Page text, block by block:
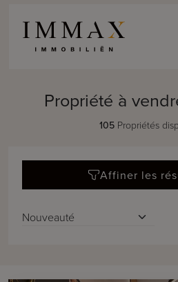
Propriété à
105 Propriétés
Affiner les